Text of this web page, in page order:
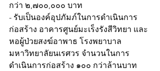
กว่า ๒,๗๐๐,๐๐๐ บาท
- รับเป็นองค์อุปภัมภ์ในการดำเนินการ
ก่อสร้าง อาคารศูนย์มะเร็งรังสีวิทยา และ
หอผู้ป่วยสงฆ์อาพาธ โรงพยาบาล
มหาวิทยาลัยนเรศวร จำนวนในการ
ดำเนินการก่อสร้าง ๑๐๐ กว่าล้านบาท